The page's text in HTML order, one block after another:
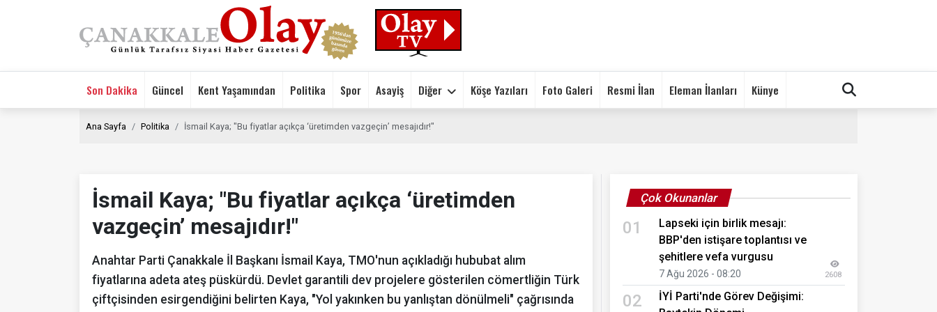
Son Dakika Güncel Kent Yaşamından Politika Spor Asayiş Diğer Köşe Yazıları Foto Galeri Resmi İlan Eleman İlanları Künye
Ana Sayfa Politika İsmail Kaya; "Bu fiyatlar açıkça ‘üretimden vazgeçin’ mesajıdır!"
İsmail Kaya; "Bu fiyatlar açıkça ‘üretimden
vazgeçin’ mesajıdır!"
Anahtar Parti Çanakkale İl Başkanı İsmail Kaya, TMO'nun açıkladığı hububat alım
fiyatlarına adeta ateş püskürdü. Devlet garantili dev projelere gösterilen cömertliğin Türk
çiftçisinden esirgendiğini belirten Kaya, "Yol yakınken bu yanlıştan dönülmeli" çağrısında
Çok Okunanlar
01
Lapseki için birlik mesajı:
BBP'den istişare toplantısı ve
şehitlere vefa vurgusu
7 Ağu 2026 - 08:20 2608
02
İYİ Parti'nde Görev Değişimi: